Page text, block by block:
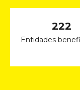
222
Entidades